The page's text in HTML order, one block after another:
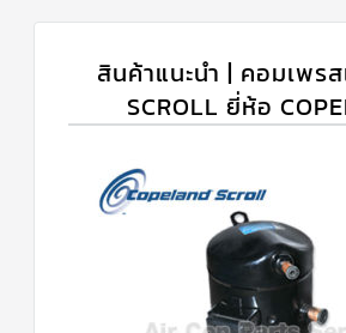
สินค้าแนะนำ | คอมเพร
SCROLL ยี่ห้อ